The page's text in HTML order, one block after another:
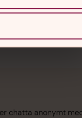
chatta anonymt